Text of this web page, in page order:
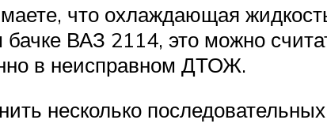
что охлаждающая
бачке ВАЗ 2114, это можно
в неисправном ДТОЖ.
несколько